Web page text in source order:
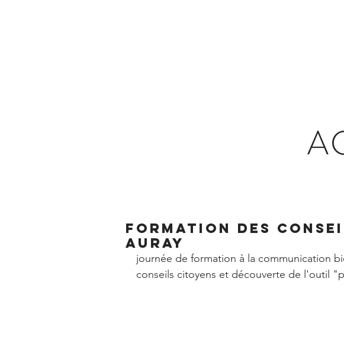
formation des
Auray
journée de formation à la communication
conseils citoyens et découverte de l'outil